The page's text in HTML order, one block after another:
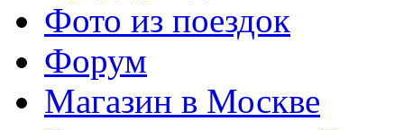
Фото из поездок
Форум
Магазин в Москве